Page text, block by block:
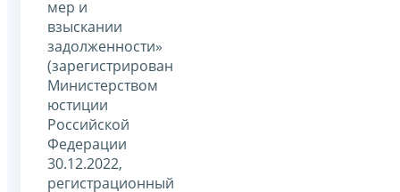
мер и
взыскании
задолженности»
(зарегистрирован
Министерством
юстиции
Российской
Федерации
30.12.2022,
регистрационный